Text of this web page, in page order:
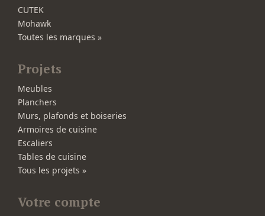
CUTEK
Mohawk
Toutes les marques »
Projets
Meubles
Planchers
Murs, plafonds et boiseries
Armoires de cuisine
Escaliers
Tables de cuisine
Tous les projets »
Votre compte